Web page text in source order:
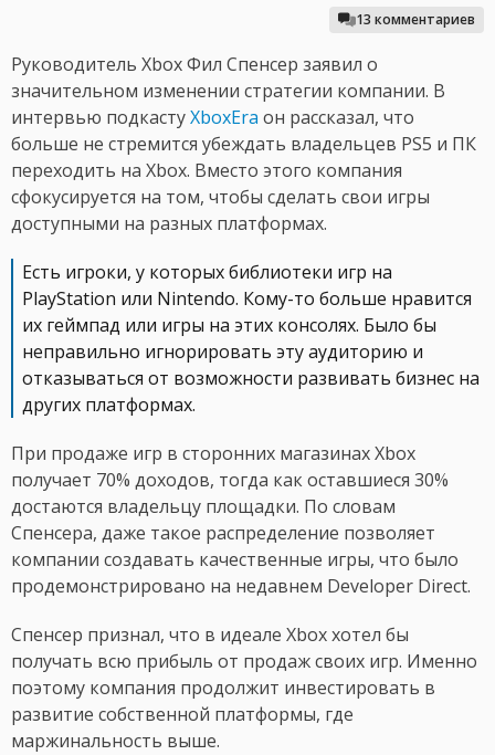
13 комментариев
Руководитель Xbox Фил Спенсер заявил о
значительном изменении стратегии компании. В
интервью подкастуXboxEra он рассказал, что
больше не стремится убеждать владельцев PS5 и ПК
переходить на Xbox. Вместо этого компания
сфокусируется на том, чтобы сделать свои игры
доступными на разных платформах.
Есть игроки, у которых библиотеки игр на
PlayStation или Nintendo. Кому-то больше нравится
их геймпад или игры на этих консолях. Было бы
неправильно игнорировать эту аудиторию и
отказываться от возможности развивать бизнес на
других платформах.
При продаже игр в сторонних магазинах Xbox
получает 70% доходов, тогда как оставшиеся 30%
достаются владельцу площадки. По словам
Спенсера, даже такое распределение позволяет
компании создавать качественные игры, что было
продемонстрировано на недавнем Developer Direct.
Спенсер признал, что в идеале Xbox хотел бы
получать всю прибыль от продаж своих игр. Именно
поэтому компания продолжит инвестировать в
развитие собственной платформы, где
маржинальность выше.